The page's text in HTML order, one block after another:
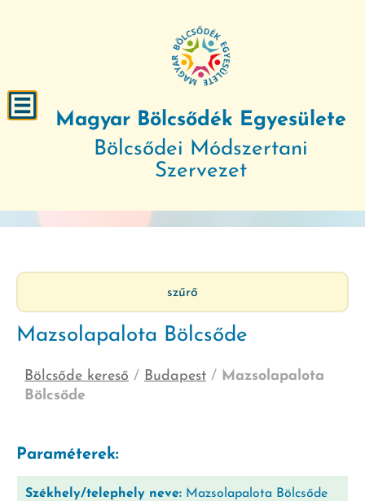
Magyar Bölcsődék Egyesülete
Bölcsődei Módszertani
Szervezet
szűrő
Mazsolapalota Bölcsőde
Bölcsőde kereső / Budapest / Mazsolapalota
Bölcsőde
Paraméterek:
Székhely/telephely neve: Mazsolapalota Bölcsőde